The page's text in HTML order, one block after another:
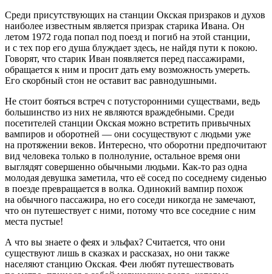
Среди присутствующих на станции Окская призраков и духов
наиболее известным является призрак старика Ивана. Он
летом 1972 года попал под поезд и погиб на этой станции,
и с тех пор его душа блуждает здесь, не найдя пути к покою.
Говорят, что старик Иван появляется перед пассажирами,
обращается к ним и просит дать ему возможность умереть.
Его скорбный стон не оставит вас равнодушными.
Не стоит бояться встреч с потусторонними существами, ведь
большинство из них не являются враждебными. Среди
посетителей станции Окская можно встретить привычных
вампиров и оборотней — они сосуществуют с людьми уже
на протяжении веков. Интересно, что оборотни предпочитают
вид человека только в полнолуние, остальное время они
выглядят совершенно обычными людьми. Как-то раз одна
молодая девушка заметила, что её сосед по соседнему сиденью
в поезде превращается в волка. Одинокий вампир похож
на обычного пассажира, но его соседи никогда не замечают,
что он путешествует с ними, потому что все соседние с ним
места пустые!
А что вы знаете о феях и эльфах? Считается, что они
существуют лишь в сказках и рассказах, но они также
населяют станцию Окская. Феи любят путешествовать